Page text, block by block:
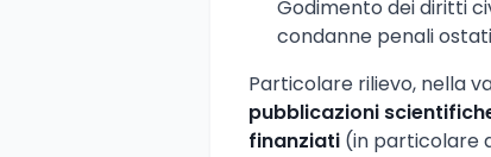
Godimento dei diritti
condanne penali
Particolare rilievo, nella
pubblicazioni
finanziati (in particolare